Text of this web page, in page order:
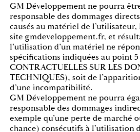
GM Développement ne pourra
responsable des dommages
causés au matériel de l’utilisateur,
site gmdeveloppement.fr, et
l’utilisation d’un matériel ne
spécifications indiquées au point
CONTRACTUELLES SUR LES
TECHNIQUES), soit de
d’une incompatibilité.
GM Développement ne pourra
responsable des dommages
exemple qu’une perte de marché
chance) consécutifs à l’utilisation